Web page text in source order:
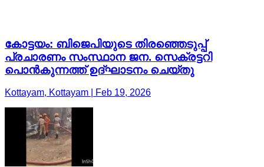
കോട്ടയം: ബിജെപിയുടെ തിരഞ്ഞെടുപ്പ്
പ്രചാരണം സംസ്ഥാന ജന. സെക്രട്ടറി
പൊൻകുന്നത്ത് ഉദ്ഘാടനം ചെയ്തു
Kottayam, Kottayam | Feb 19, 2026